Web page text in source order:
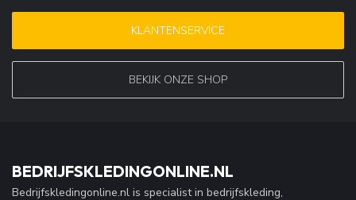
KLANTENSERVICE
BEKIJK ONZE SHOP
BEDRIJFSKLEDINGONLINE.NL
Bedrijfskledingonline.nl is specialist in bedrijfskleding,